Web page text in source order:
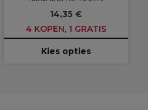
14,35 €
4 KOPEN, 1 GRATIS
Kies opties